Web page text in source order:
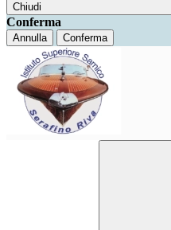
Chiudi
Conferma
Annulla Conferma